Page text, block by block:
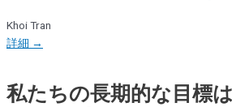
Khoi Tran
詳細 →
私たちの長期的な目標